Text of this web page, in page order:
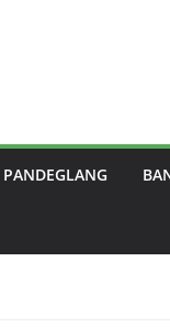
PANDEGLANG